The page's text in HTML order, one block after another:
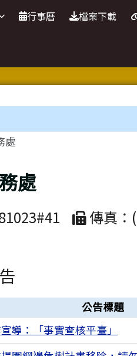
行事曆 檔案下載
處
處
傳真：
公告標題
導：「事實查核平臺」